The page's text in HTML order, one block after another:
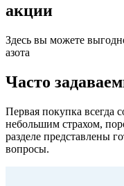
акции
Здесь вы можете
азота
Часто
Первая покупка всегда
небольшим страхом,
разделе представлены
вопросы.